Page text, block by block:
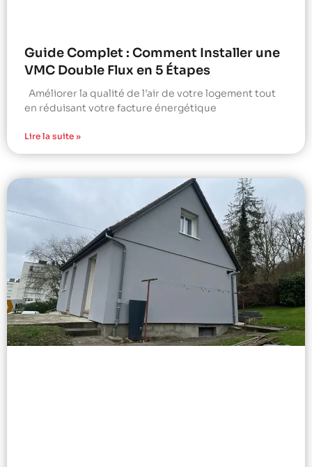
Guide Complet : Comment Installer une
VMC Double Flux en 5 Étapes
Améliorer la qualité de l’air de votre logement tout
en réduisant votre facture énergétique
Lire la suite »